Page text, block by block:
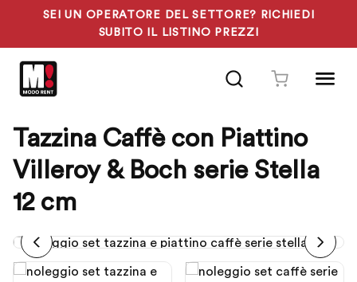
SEI UN OPERATORE DEL SETTORE? RICHIEDI
SUBITO IL LISTINO PREZZI
contenuto
Tazzina Caffè con Piattino
Villeroy & Boch serie Stella
12 cm